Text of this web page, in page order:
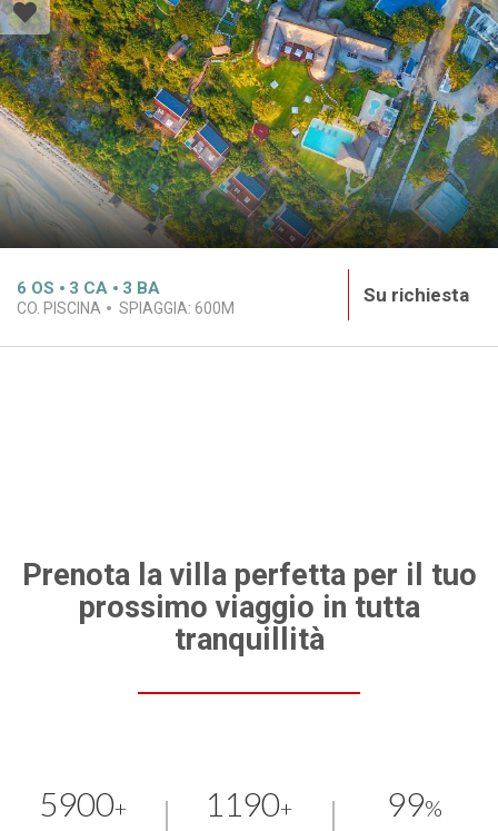
6 OS 3 CA 3 BA
CO. PISCINA SPIAGGIA: 600M
Su richiesta
Prenota la villa perfetta per il tuo
prossimo viaggio in tutta
tranquillità
5900+ 1190+ 99%